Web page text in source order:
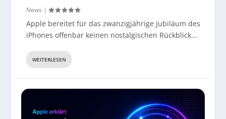
News |
Apple bereitet für das zwanzigjährige Jubiläum des
iPhones offenbar keinen nostalgischen Rückblick...
WEITERLESEN